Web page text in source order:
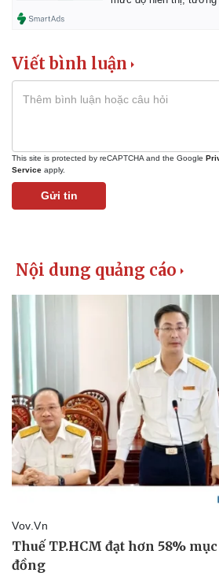
Viết bình luận
This site is protected by reCAPTCHA and the Google
Service apply.
Gửi tin